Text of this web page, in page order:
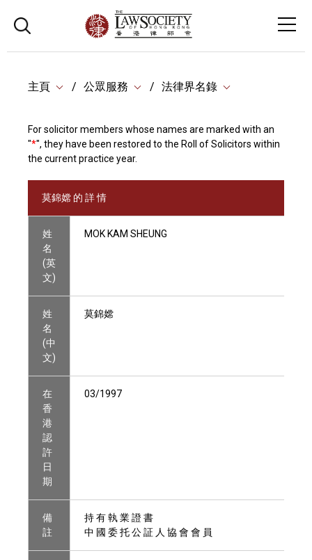
主頁 公眾服務 法律界名錄
For solicitor members whose names are marked with an
"*", they have been restored to the Roll of Solicitors within
the current practice year.
莫錦嫦 的 詳 情
姓
名
(英
文)
MOK KAM SHEUNG
姓
名
(中
文)
莫錦嫦
在
香
港
認
許
日
期
03/1997
備
註
持 有 執 業 證 書
中 國 委 托 公 証 人 協 會 會 員